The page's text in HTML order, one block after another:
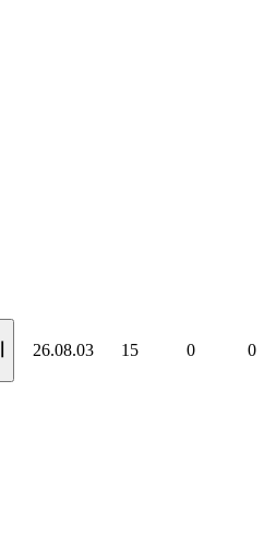
26.08.03 15 0 0